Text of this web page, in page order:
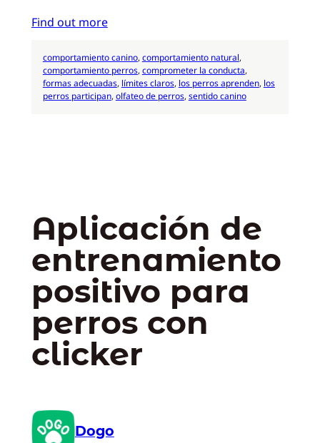
Find out more
comportamiento canino, comportamiento natural
comportamiento perros, comprometer la conducta
formas adecuadas, límites claros, los perros aprenden, los
perros participan, olfateo de perros, sentido canino
Aplicación de
entrenamiento
positivo para
perros con
clicker
Dogo